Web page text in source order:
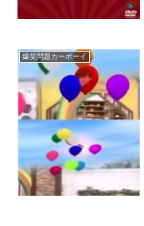
爆笑問題カーボーイ